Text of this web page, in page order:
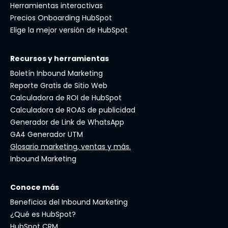
Herramientas interactivas
Precios Onboarding HubSpot
Elige la mejor versión de HubSpot
Recursos y herramientas
Boletín Inbound Marketing
Reporte Gratis de Sitio Web
Calculadora de ROI de HubSpot
Calculadora de ROAS de publicidad
Generador de Link de WhatsApp
GA4 Generador UTM
Glosario marketing, ventas y más.
Inbound Marketing
Conoce más
Beneficios del Inbound Marketing
¿Qué es HubSpot?